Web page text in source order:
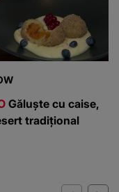
Găluște cu caise,
tradițional